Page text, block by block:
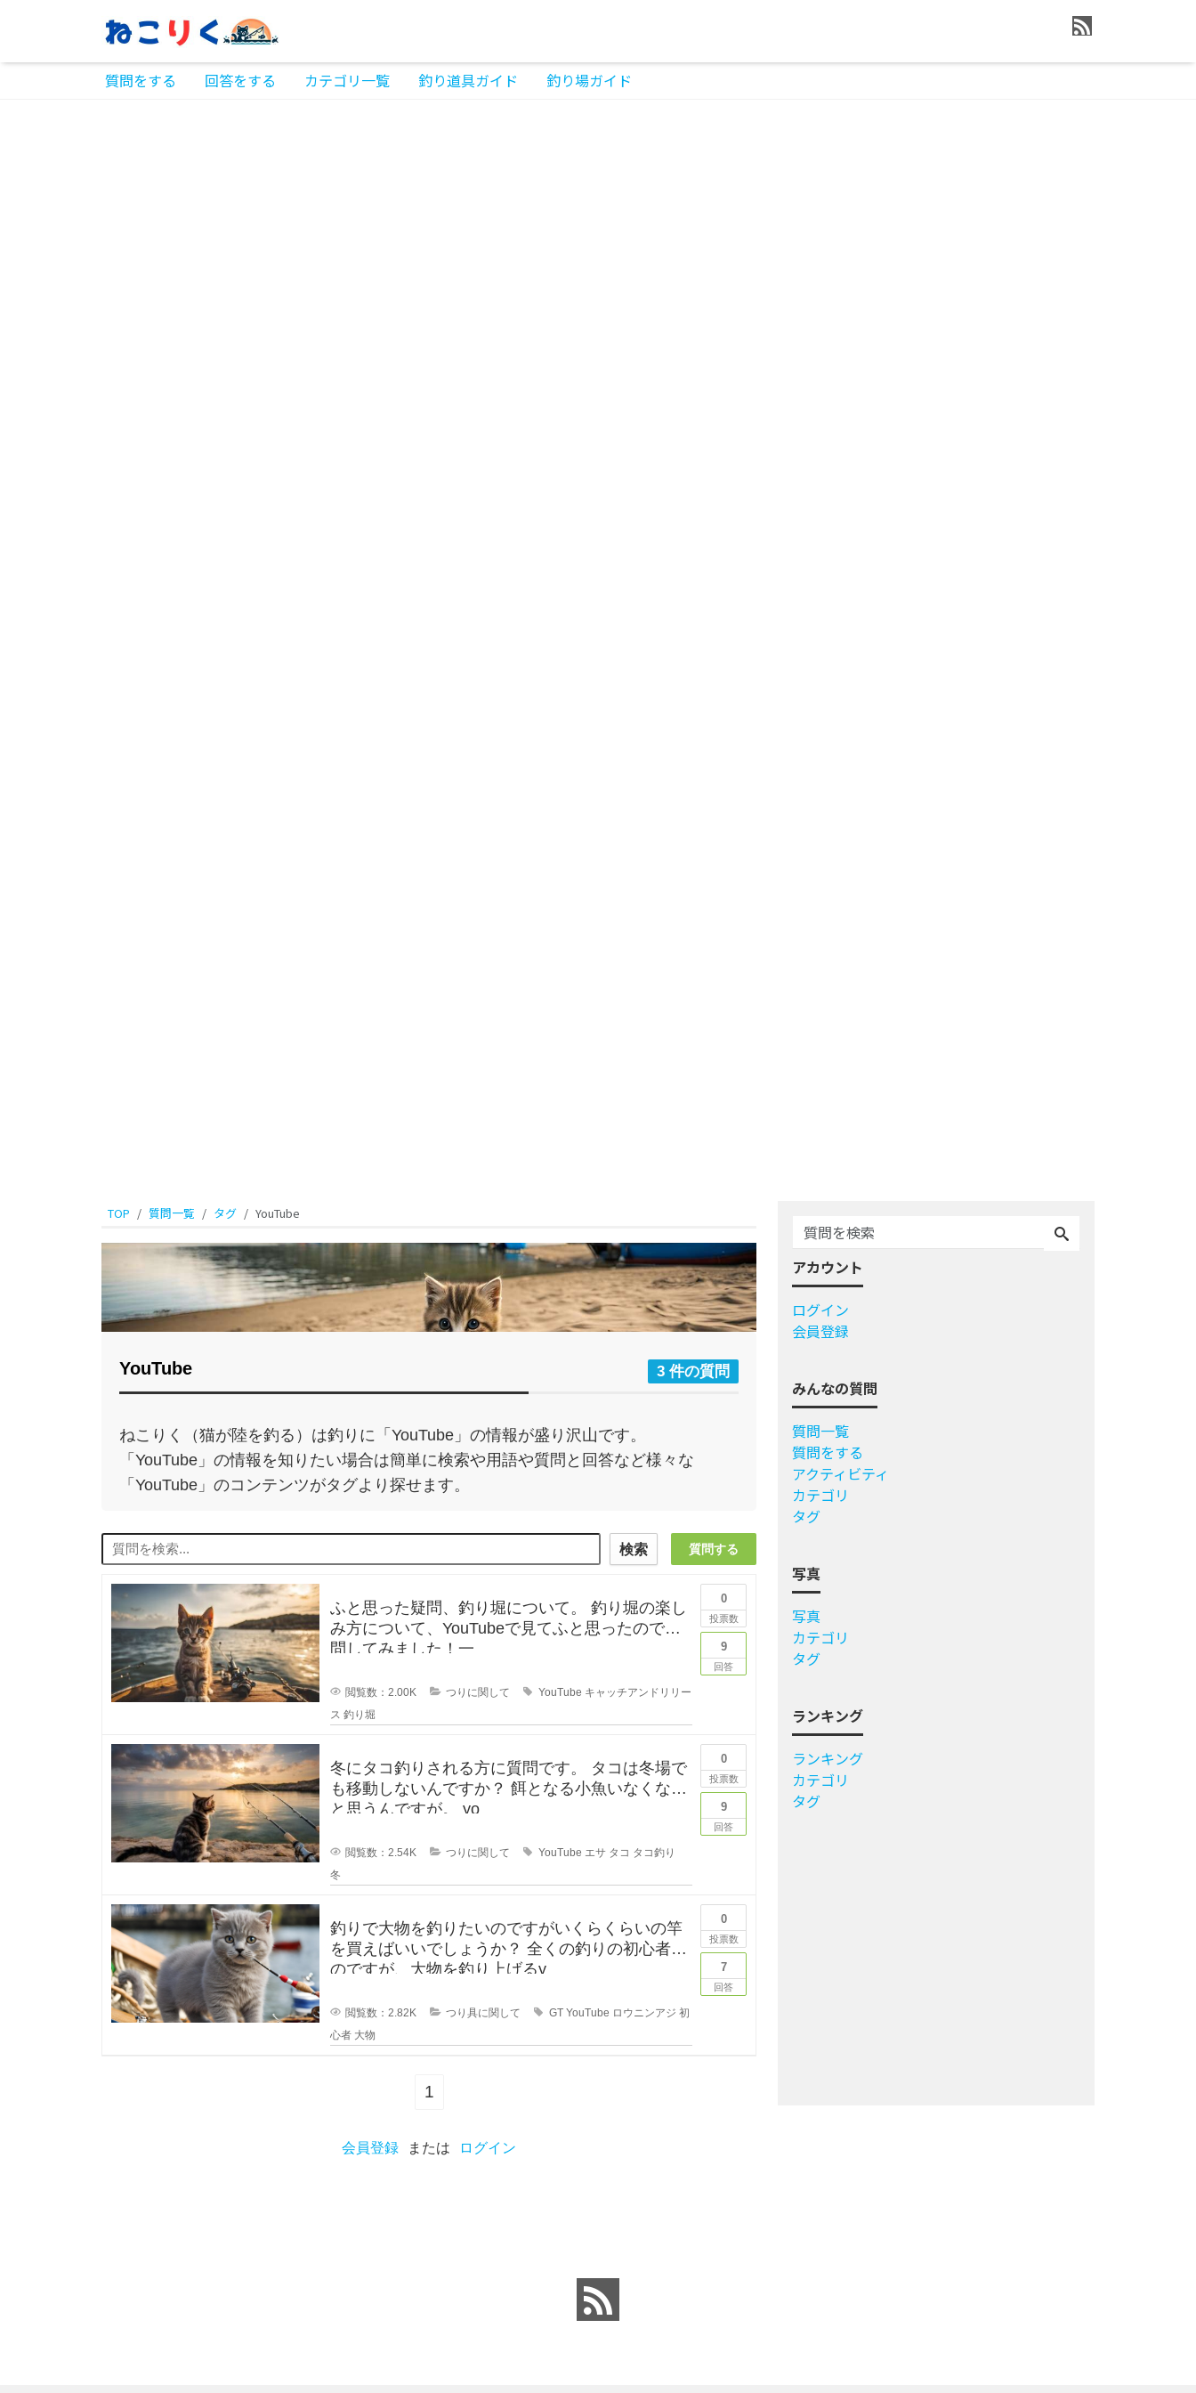
質問をする 回答をする カテゴリ一覧 釣り道具ガイド 釣り場ガイド
TOP 質問一覧 タグ YouTube
YouTube 3 件の質問
ねこりく（猫が陸を釣る）は釣りに「YouTube」の情報が盛り沢山です。
「YouTube」の情報を知りたい場合は簡単に検索や用語や質問と回答など様々な
「YouTube」のコンテンツがタグより探せます。
質問する
検索
ふと思った疑問、釣り堀について。 釣り堀の楽し
み方について、YouTubeで見てふと思ったので質
問してみました！一
閲覧数：2.00K つりに関して YouTube キャッチアンドリリー
ス 釣り堀
0
投票数
9
回答
冬にタコ釣りされる方に質問です。 タコは冬場で
も移動しないんですか？ 餌となる小魚いなくなる
と思うんですが。 yo
閲覧数：2.54K つりに関して YouTube エサ タコ タコ釣り
冬
0
投票数
9
回答
釣りで大物を釣りたいのですがいくらくらいの竿
を買えばいいでしょうか？ 全くの釣りの初心者な
のですが、大物を釣り上げるy
閲覧数：2.82K つり具に関して GT YouTube ロウニンアジ 初
心者 大物
0
投票数
7
回答
1
会員登録 または ログイン
アカウント
ログイン
会員登録
みんなの質問
質問一覧
質問をする
アクティビティ
カテゴリ
タグ
写真
写真
カテゴリ
タグ
ランキング
ランキング
カテゴリ
タグ